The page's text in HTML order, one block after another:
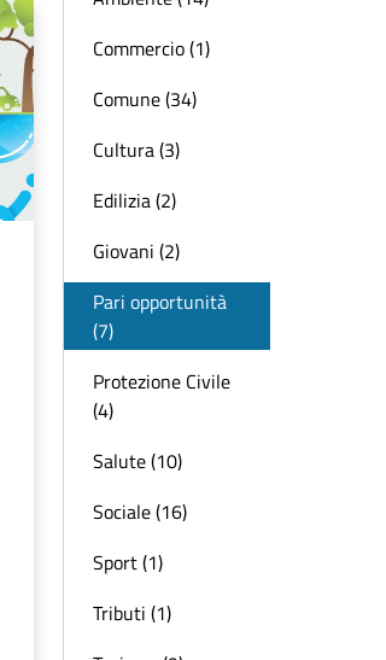
Commercio (1)
Comune (34)
Cultura (3)
Edilizia (2)
Giovani (2)
Pari opportunità
(7)
Protezione Civile
(4)
Salute (10)
Sociale (16)
Sport (1)
Tributi (1)